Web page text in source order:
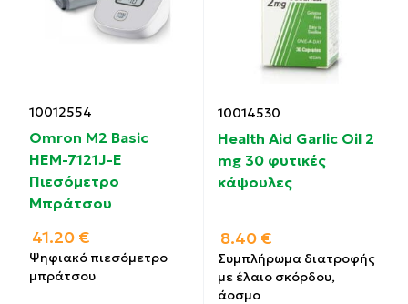
10012554
Omron M2 Basic
HEM-7121J-E
Πιεσόμετρο
Μπράτσου
41.20 €
Ψηφιακό πιεσόμετρο
μπράτσου
10014530
Health Aid Garlic Oil 2
mg 30 φυτικές
κάψουλες
8.40 €
Συμπλήρωμα διατροφής
με έλαιο σκόρδου,
άοσμο